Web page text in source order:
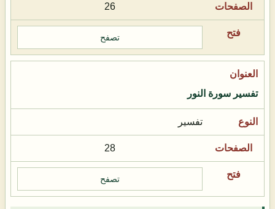
26
تصفح
تفسير سورة النور
تفسير
28
تصفح